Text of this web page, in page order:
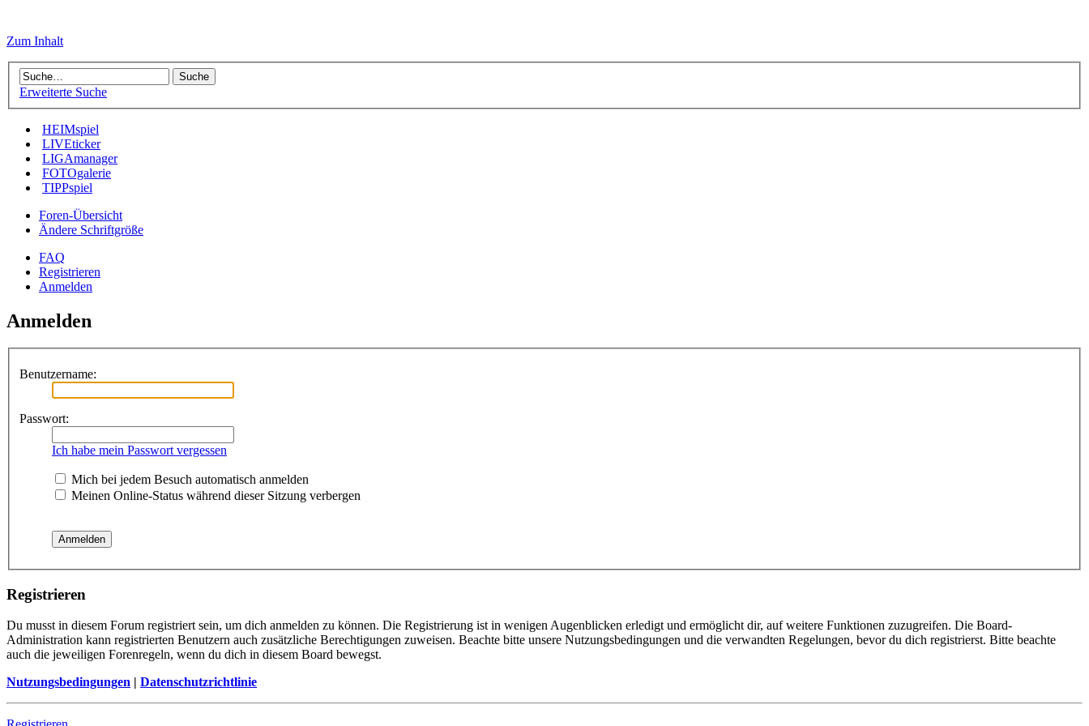
Zum Inhalt
Erweiterte Suche
HEIMspiel
LIVEticker
LIGAmanager
FOTOgalerie
TIPPspiel
Foren-Übersicht
Ändere Schriftgröße
FAQ
Registrieren
Anmelden
Anmelden
Benutzername:
Passwort:
Ich habe mein Passwort vergessen
Mich bei jedem Besuch automatisch anmelden
Meinen Online-Status während dieser Sitzung verbergen
Registrieren
Du musst in diesem Forum registriert sein, um dich anmelden zu können. Die Registrierung ist in wenigen Augenblicken erledigt und ermöglicht dir, auf weitere Funktionen zuzugreifen. Die Board-
Administration kann registrierten Benutzern auch zusätzliche Berechtigungen zuweisen. Beachte bitte unsere Nutzungsbedingungen und die verwandten Regelungen, bevor du dich registrierst. Bitte beachte
auch die jeweiligen Forenregeln, wenn du dich in diesem Board bewegst.
Nutzungsbedingungen | Datenschutzrichtlinie